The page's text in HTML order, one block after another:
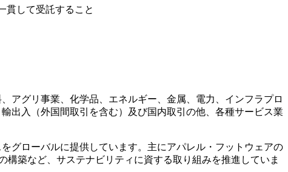
貫して受託すること
アグリ事業、化学品、エネルギー、金属、電力、インフラプロ
出入（外国間取引を含む）及び国内取引の他、各種サービス業
グローバルに提供しています。主にアパレル・フットウェアの
築など、サステナビリティに資する取り組みを推進していま